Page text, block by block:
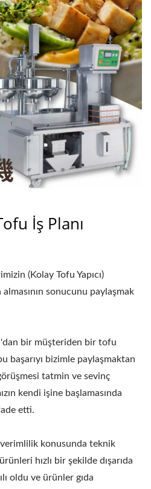
İş Planı
(Kolay Tofu Yapıcı)
sonucunu paylaşmak
bir müşteriden bir tofu
başarıyı bizimle paylaşmaktan
tatmin ve sevinç
kendi işine başlamasında
etti.
konusunda teknik
hızlı bir şekilde dışarıda
oldu ve ürünler gıda